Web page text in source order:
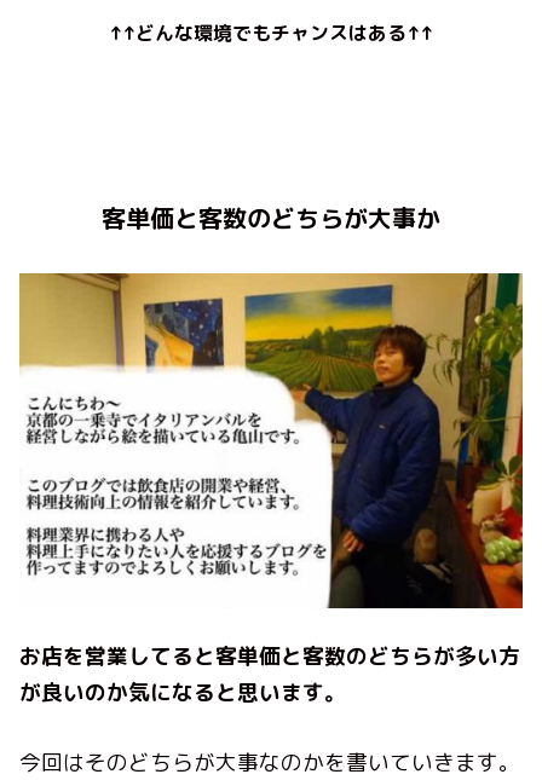
↑↑どんな環境でもチャンスはある↑↑
客単価と客数のどちらが大事か
お店を営業してると客単価と客数のどちらが多い方
が良いのか気になると思います。
今回はそのどちらが大事なのかを書いていきます。